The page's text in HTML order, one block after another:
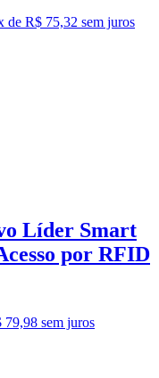
de R$ 75,32 sem juros
Líder Smart
por RFID
79,98 sem juros